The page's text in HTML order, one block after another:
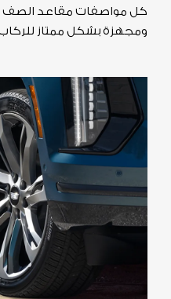
كل مواصفات مقاعد الصف
ومجهزة بشكل ممتاز للركاب